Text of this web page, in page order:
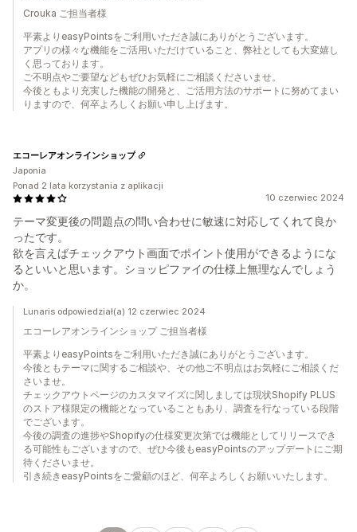
Crouka ご担当者様
平素よりeasyPointsをご利用いただき誠にありがとうございます。
アプリの様々な機能をご活用いただけていること、弊社としても大変嬉し
く思っております。
ご不明点やご要望などもぜひお気軽にご相談くださいませ。
今後ともより充実した機能の開発と、ご活用方法のサポートに努めてまい
りますので、何卒よろしくお願い申し上げます。
10 czerwiec 2024
テーマ変更後の問題点の問い合わせに敏速に対応してくれて良か
ったです。
欲を言えばチェックアウト画面でポイント使用ができるようにな
るといいと思います。ショッピファイの仕様上無理なんでしょう
か。
エコーレアオンラインショップ
Japonia
Ponad 2 lata korzystania z aplikacji
Lunaris odpowiedział(a) 12 czerwiec 2024
エコーレアオンラインショップ ご担当者様
平素よりeasyPointsをご利用いただき誠にありがとうございます。
今後ともテーマに関するご相談や、その他ご不明点はお気軽にご相談くだ
さいませ。
チェックアウトページのカスタマイズに関しましては現状Shopify PLUS
のストア様限定の機能となっていることもあり、調査を行なっている段階
でございます。
今後の調査の進捗やShopifyの仕様変更次第では機能としてリリースでき
る可能性もございますので、ぜひ今後もeasyPointsのアップデートにご期
待くださいませ。
引き続きeasyPointsをご愛顧のほど、何卒よろしくお願いいたします。